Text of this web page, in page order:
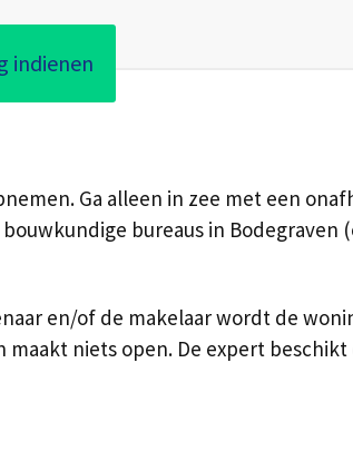
indienen
Ga alleen in zee met een
bureaus in Bodegraven
en/of de makelaar wordt de
niets open. De expert beschikt